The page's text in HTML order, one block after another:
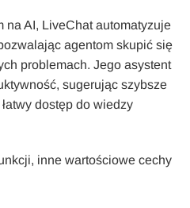
na AI, LiveChat automatyzuje
agentom skupić się
problemach. Jego asystent
sugerując szybsze
dostęp do wiedzy
inne wartościowe cechy